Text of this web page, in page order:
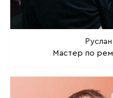
Мастер по